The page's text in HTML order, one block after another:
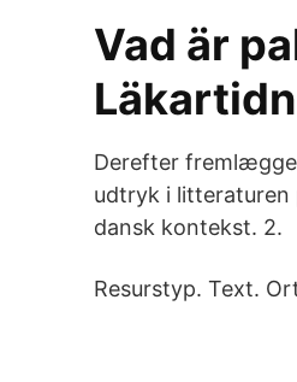
Vad är
Derefter
udtryk i litteraturen
dansk kontekst. 2.
Resurstyp. Text.